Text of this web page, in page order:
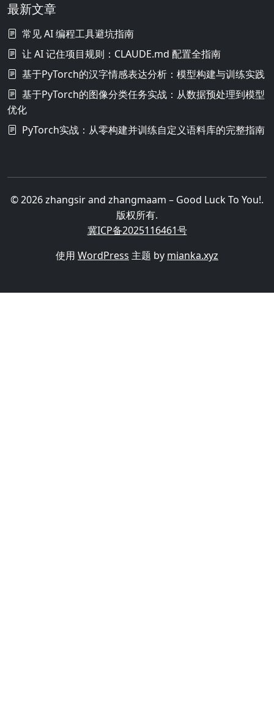
最新文章
常见 AI 编程工具避坑指南
让 AI 记住项目规则：CLAUDE.md 配置全指南
基于PyTorch的汉字情感表达分析：模型构建与训练实践
基于PyTorch的图像分类任务实战：从数据预处理到模型
优化
PyTorch实战：从零构建并训练自定义语料库的完整指南
© 2026 zhangsir and zhangmaam – Good Luck To You!.
版权所有.
冀ICP备2025116461号
使用 WordPress 主题 by mianka.xyz